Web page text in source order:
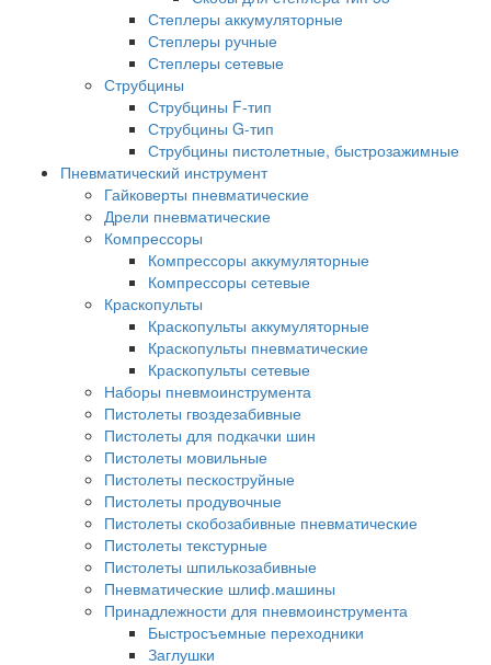
Степлеры аккумуляторные
Степлеры ручные
Степлеры сетевые
Струбцины
Струбцины F-тип
Струбцины G-тип
Струбцины пистолетные, быстрозажимные
Пневматический инструмент
Гайковерты пневматические
Дрели пневматические
Компрессоры
Компрессоры аккумуляторные
Компрессоры сетевые
Краскопульты
Краскопульты аккумуляторные
Краскопульты пневматические
Краскопульты сетевые
Наборы пневмоинструмента
Пистолеты гвоздезабивные
Пистолеты для подкачки шин
Пистолеты мовильные
Пистолеты пескоструйные
Пистолеты продувочные
Пистолеты скобозабивные пневматические
Пистолеты текстурные
Пистолеты шпилькозабивные
Пневматические шлиф.машины
Принадлежности для пневмоинструмента
Быстросъемные переходники
Заглушки